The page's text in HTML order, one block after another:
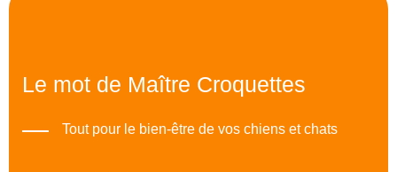
Le mot de Maître Croquettes
Tout pour le bien-être de vos chiens et chats